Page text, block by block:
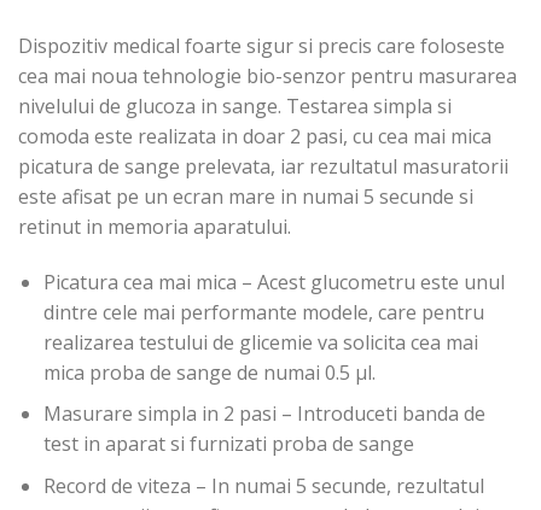
Dispozitiv medical foarte sigur si precis care foloseste
cea mai noua tehnologie bio-senzor pentru masurarea
nivelului de glucoza in sange. Testarea simpla si
comoda este realizata in doar 2 pasi, cu cea mai mica
picatura de sange prelevata, iar rezultatul masuratorii
este afisat pe un ecran mare in numai 5 secunde si
retinut in memoria aparatului.
Picatura cea mai mica – Acest glucometru este unul
dintre cele mai performante modele, care pentru
realizarea testului de glicemie va solicita cea mai
mica proba de sange de numai 0.5 µl.
Masurare simpla in 2 pasi – Introduceti banda de
test in aparat si furnizati proba de sange
Record de viteza – In numai 5 secunde, rezultatul